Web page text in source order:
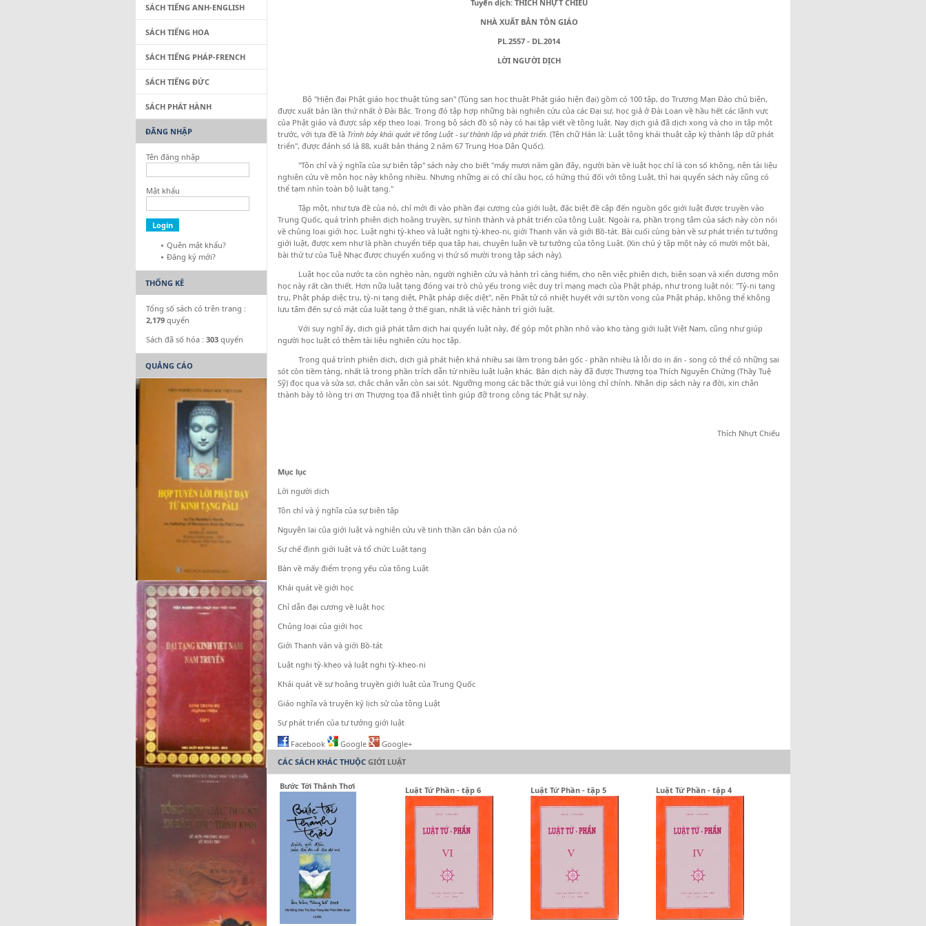
Tuyển dịch: THÍCH NHỰT CHIẾU
NHÀ XUẤT BẢN TÔN GIÁO
PL.2557 - DL.2014
LỜI NGƯỜI DỊCH
Bộ "Hiện đại Phật giáo học thuật tùng san" (Tùng san học thuật Phật giáo hiện đại) gồm có 100 tập, do Trương Mạn Đào chủ biên,
được xuất bản lần thứ nhất ở Đài Bắc. Trong đó tập hợp những bài nghiên cứu của các Đại sư, học giả ở Đài Loan về hầu hết các lãnh vực
của Phật giáo và được sắp xếp theo loại. Trong bộ sách đồ sộ này có hai tập viết về tông luật. Nay dịch giả đã dịch xong và cho in tập một
trước, với tựa đề là Trình bày khái quát về tông Luật - sự thành lập và phát triển. (Tên chữ Hán là: Luật tông khái thuật cập kỳ thành lập dữ phát
triển", được đánh số là 88, xuất bản tháng 2 năm 67 Trung Hoa Dân Quốc).
"Tôn chỉ và ý nghĩa của sự biên tập" sách này cho biết "mấy mươi năm gần đây, người bàn về luật học chỉ là con số không, nên tài liệu
nghiên cứu về môn học này không nhiều. Nhưng những ai có chí cầu học, có hứng thú đối với tông Luật, thì hai quyển sách này cũng có
thể tạm nhìn toàn bộ luật tạng."
Tập một, như tựa đề của nó, chỉ mới đi vào phần đại cương của giới luật, đặc biệt đề cập đến nguồn gốc giới luật được truyền vào
Trung Quốc, quá trình phiên dịch hoằng truyền, sự hình thành và phát triển của tông Luật. Ngoài ra, phần trọng tâm của sách này còn nói
về chủng loại giới học. Luật nghi tỳ-kheo và luật nghi tỳ-kheo-ni, giới Thanh văn và giới Bồ-tát. Bài cuối cùng bàn về sự phát triển tư tưởng
giới luật, được xem như là phần chuyển tiếp qua tập hai, chuyên luận về tư tưởng của tông Luật. (Xin chú ý tập một này có mười một bài,
bài thứ tư của Tuệ Nhạc được chuyển xuống vị thứ số mười trong tập sách này).
Luật học của nước ta còn nghèo nàn, người nghiên cứu và hành trì càng hiếm, cho nên việc phiên dịch, biên soạn và xiển dương môn
học này rất cần thiết. Hơn nữa luật tạng đóng vai trò chủ yếu trong việc duy trì mạng mạch của Phật pháp, như trong luật nói: "Tỳ-ni tạng
trụ, Phật pháp diệc trụ, tỳ-ni tạng diệt, Phật pháp diệc diệt", nên Phật tử có nhiệt huyết với sự tồn vong của Phật pháp, không thể không
lưu tâm đến sự có mặt của luật tạng ở thế gian, nhất là việc hành trì giới luật.
Với suy nghĩ ấy, dịch giả phát tâm dịch hai quyển luật này, để góp một phần nhỏ vào kho tàng giới luật Việt Nam, cũng như giúp
người học luật có thêm tài liệu nghiên cứu học tập.
Trong quá trình phiên dịch, dịch giả phát hiện khá nhiều sai lầm trong bản gốc - phần nhiều là lỗi do in ấn - song có thể có những sai
sót còn tiềm tàng, nhất là trong phần trích dẫn từ nhiều luật luận khác. Bản dịch này đã được Thượng tọa Thích Nguyên Chứng (Thầy Tuệ
Sỹ) đọc qua và sửa sơ, chắc chắn vẫn còn sai sót. Ngưỡng mong các bậc thức giả vui lòng chỉ chính. Nhân dịp sách này ra đời, xin chân
thành bày tỏ lòng tri ơn Thượng tọa đã nhiệt tình giúp đỡ trong công tác Phật sự này.
Thích Nhựt Chiếu
Mục lục
Lời người dịch
Tôn chỉ và ý nghĩa của sự biên tập
Nguyên lai của giới luật và nghiên cứu về tinh thần căn bản của nó
Sự chế định giới luật và tổ chức Luật tạng
Bàn về mấy điểm trọng yếu của tông Luật
Khái quát về giới học
Chỉ dẫn đại cương về luật học
Chủng loại của giới học
Giới Thanh văn và giới Bồ-tát
Luật nghi tỳ-kheo và luật nghi tỳ-kheo-ni
Khái quát về sự hoằng truyền giới luật của Trung Quốc
Giáo nghĩa và truyện ký lịch sử của tông Luật
Sự phát triển của tư tưởng giới luật
Facebook Google
Google+
CÁC SÁCH KHÁC THUỘC GIỚI LUẬT
Bước Tới Thảnh Thơi Luật Tứ Phần - tập 6 Luật Tứ Phần - tập 5 Luật Tứ Phần - tập 4
SÁCH TIẾNG ANH-ENGLISH
SÁCH TIẾNG HOA
SÁCH TIẾNG PHÁP-FRENCH
SÁCH TIẾNG ĐỨC
SÁCH PHÁT HÀNH
ĐĂNG NHẬP
Tên đăng nhập
Mật khẩu
Quên mật khẩu?
Đăng ký mới?
THỐNG KÊ
Tổng số sách có trên trang :
2,179 quyển
Sách đã số hóa : 303 quyển
QUẢNG CÁO